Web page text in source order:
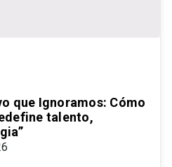
que Ignoramos: Cómo
talento,